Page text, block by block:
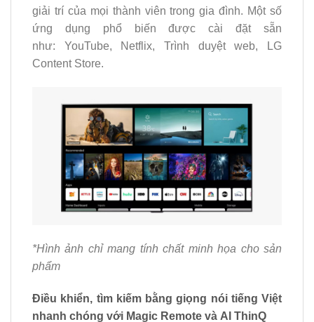
giải trí của mọi thành viên trong gia đình. Một số
ứng dụng phổ biến được cài đặt sẵn
như: YouTube, Netflix, Trình duyệt web, LG
Content Store.
*Hình ảnh chỉ mang tính chất minh họa cho sản
phẩm
Điều khiển, tìm kiếm bằng giọng nói tiếng Việt
nhanh chóng với Magic Remote và AI ThinQ